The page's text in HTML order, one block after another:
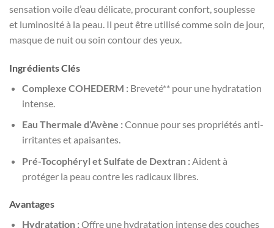
sensation voile d’eau délicate, procurant confort, souplesse
et luminosité à la peau. Il peut être utilisé comme soin de jour,
masque de nuit ou soin contour des yeux.
Ingrédients Clés
Complexe COHEDERM :Breveté** pour une hydratation
intense.
Eau Thermale d’Avène :Connue pour ses propriétés anti-
irritantes et apaisantes.
Pré-Tocophéryl et Sulfate de Dextran :Aident à
protéger la peau contre les radicaux libres.
Avantages
Hydratation :Offre une hydratation intense des couches